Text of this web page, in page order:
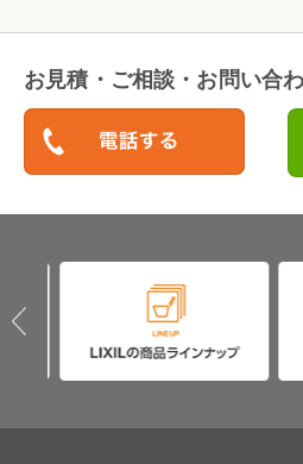
お見積・ご相談・お問い合